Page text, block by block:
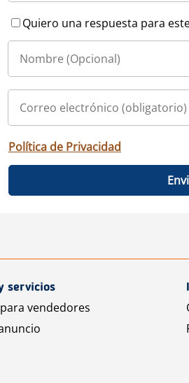
Quiero una respuesta para
Política de Privacidad
servicios
vendedores